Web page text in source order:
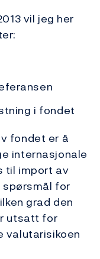
vil jeg her
i fondet
fondet er å
internasjonale
til import av
for
grad den
utsatt for
valutarisikoen